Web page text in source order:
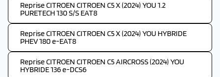
Reprise CITROEN CITROEN C5 X (2024) YOU 1.2
PURETECH 130 S/S EAT8
Reprise CITROEN CITROEN C5 X (2024) YOU HYBRIDE
PHEV 180 e-EAT8
Reprise CITROEN CITROEN C5 AIRCROSS (2024) YOU
HYBRIDE 136 e-DCS6